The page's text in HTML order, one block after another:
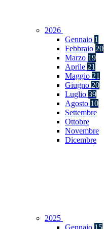
2026
Gennaio 1
Febbraio 20
Marzo 19
Aprile 21
Maggio 21
Giugno 20
Luglio 39
Agosto 10
Settembre
Ottobre
Novembre
Dicembre
2025